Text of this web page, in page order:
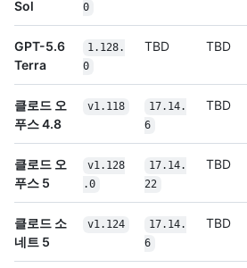
Sol
0
GPT-5.6
Terra
1.128.
0
TBD TBD
클로드 오
푸스 4.8
v1.118
17.14.
6
TBD
클로드 오
푸스 5
v1.128
.0
17.14.
22
TBD
클로드 소
네트 5
v1.124
17.14.
6
TBD